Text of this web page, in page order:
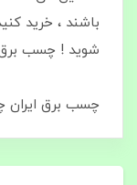
باشند ، خرید
شوید
چسب برق